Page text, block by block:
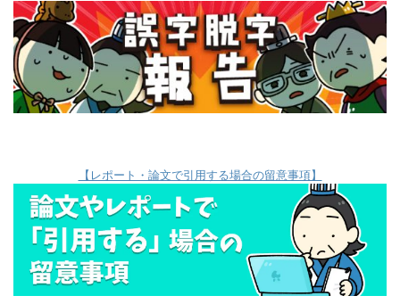
【レポート・論文で引用する場合の留意事項】